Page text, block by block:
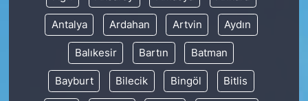
Antalya Ardahan Artvin Aydın
Balıkesir Bartın Batman
Bayburt Bilecik Bingöl Bitlis